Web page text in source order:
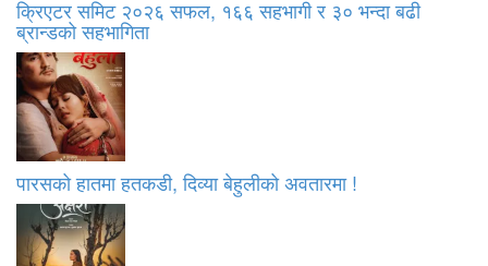
क्रिएटर समिट २०२६ सफल, १६६ सहभागी र ३० भन्दा बढी
ब्रान्डको सहभागिता
पारसको हातमा हतकडी, दिव्या बेहुलीको अवतारमा !